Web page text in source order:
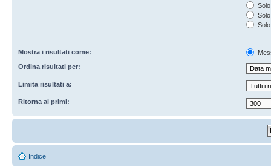
Mostra i risultati come:
Ordina risultati per:
Limita risultati a:
Ritorna ai primi:
Indice